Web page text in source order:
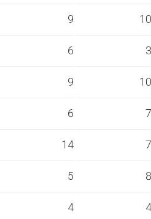
9 10
6 3
9 10
6 7
14 7
5 8
4 4